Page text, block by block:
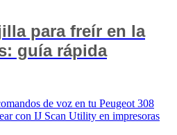
para freír en la
guía rápida
de voz en tu Peugeot 308
con IJ Scan Utility en impresoras